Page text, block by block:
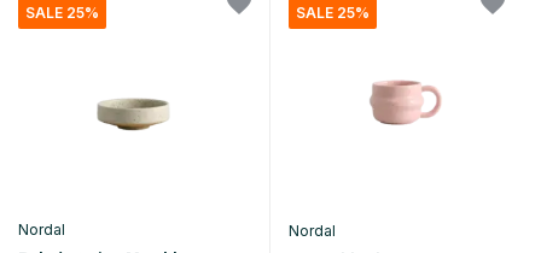
SALE 25%
Nordal
SALE 25%
Nordal